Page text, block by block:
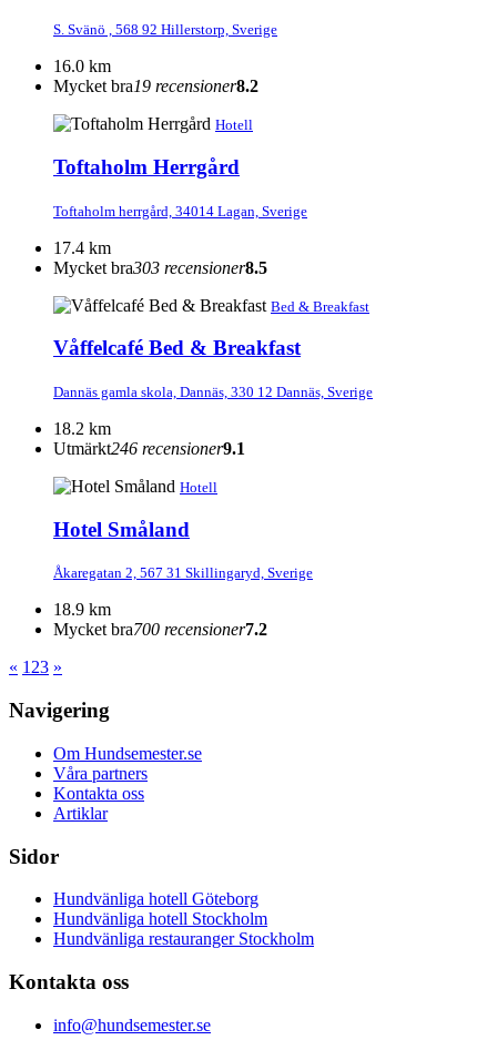
S. Svänö , 568 92 Hillerstorp, Sverige
16.0 km
Mycket bra19 recensioner8.2
Hotell
Toftaholm Herrgård
Toftaholm herrgård, 34014 Lagan, Sverige
17.4 km
Mycket bra303 recensioner8.5
Bed & Breakfast
Våffelcafé Bed & Breakfast
Dannäs gamla skola, Dannäs, 330 12 Dannäs, Sverige
18.2 km
Utmärkt246 recensioner9.1
Hotell
Hotel Småland
Åkaregatan 2, 567 31 Skillingaryd, Sverige
18.9 km
Mycket bra700 recensioner7.2
« 123 »
Navigering
Om Hundsemester.se
Våra partners
Kontakta oss
Artiklar
Sidor
Hundvänliga hotell Göteborg
Hundvänliga hotell Stockholm
Hundvänliga restauranger Stockholm
Kontakta oss
info@hundsemester.se